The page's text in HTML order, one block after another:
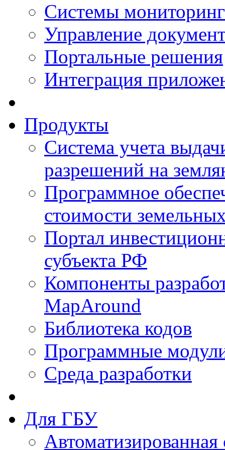
Системы
Управление
Портальные решения
Интеграция
Продукты
Система учета
разрешений на
Программное
стоимости
Портал
субъекта РФ
Компоненты
MapAround
Библиотека кодов
Программные
Среда разработки
Для ГБУ